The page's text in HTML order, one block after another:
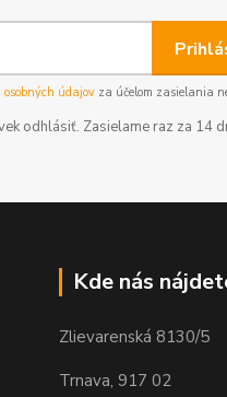
osobných údajovza účelom zasielania
odhlásiť. Zasielame raz za 14
Kde nás
Zlievarenská 8130/5
Trnava, 917 02